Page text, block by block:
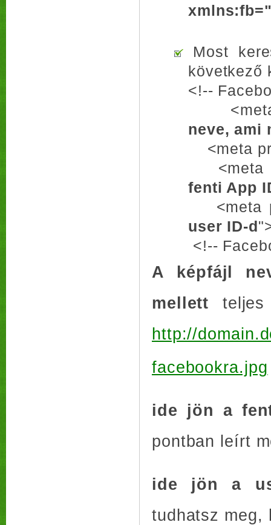
Most
következő
<!--
<meta
neve, ami
<meta
<meta
fenti App
<meta
user ID-d
<!--
A képfájl
mellett
http://
facebookra.jpg
ide jön a
pontban leírt
ide jön a
tudhatsz meg,